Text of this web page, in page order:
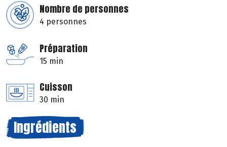
Nombre de personnes
4 personnes
Préparation
15 min
Cuisson
30 min
Ingrédients